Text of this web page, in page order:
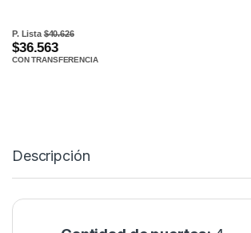
P. Lista$40.626
$36.563
CON TRANSFERENCIA
Descripción